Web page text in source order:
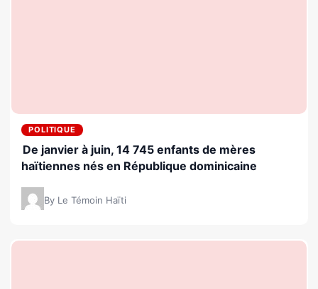
POLITIQUE
De janvier à juin, 14 745 enfants de mères
haïtiennes nés en République dominicaine
By Le Témoin Haïti